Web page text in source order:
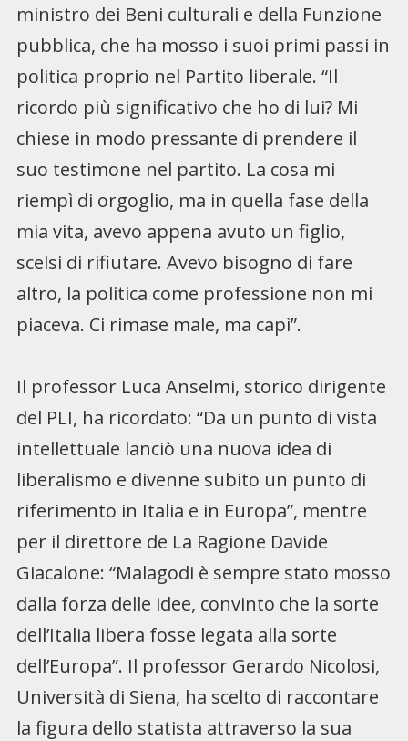
ministro dei Beni culturali e della Funzione
pubblica, che ha mosso i suoi primi passi in
politica proprio nel Partito liberale. “Il
ricordo più significativo che ho di lui? Mi
chiese in modo pressante di prendere il
suo testimone nel partito. La cosa mi
riempì di orgoglio, ma in quella fase della
mia vita, avevo appena avuto un figlio,
scelsi di rifiutare. Avevo bisogno di fare
altro, la politica come professione non mi
piaceva. Ci rimase male, ma capì”.
Il professor Luca Anselmi, storico dirigente
del PLI, ha ricordato: “Da un punto di vista
intellettuale lanciò una nuova idea di
liberalismo e divenne subito un punto di
riferimento in Italia e in Europa”, mentre
per il direttore de La Ragione Davide
Giacalone: “Malagodi è sempre stato mosso
dalla forza delle idee, convinto che la sorte
dell’Italia libera fosse legata alla sorte
dell’Europa”. Il professor Gerardo Nicolosi,
Università di Siena, ha scelto di raccontare
la figura dello statista attraverso la sua